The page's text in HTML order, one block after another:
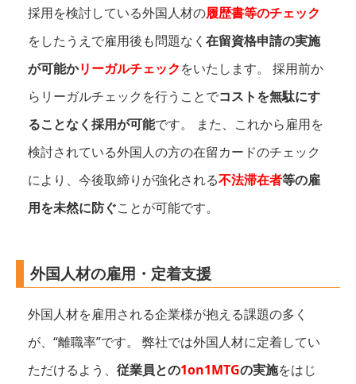
採用を検討している外国人材の履歴書等のチェック
をしたうえで雇用後も問題なく 在留資格申請の実施
が可能かリーガルチェックをいたします。 採用前か
らリーガルチェックを行うことでコストを無駄にす
ることなく採用が可能です。 また、これから雇用を
検討されている外国人の方の在留カードのチェック
により、今後取締りが強化される不法滞在者等の雇
用を未然に防ぐことが可能です。
外国人材の雇用・定着支援
外国人材を雇用される企業様が抱える課題の多く
が、“離職率”です。 弊社では外国人材に定着してい
ただけるよう、 従業員との1on1MTGの実施をはじ